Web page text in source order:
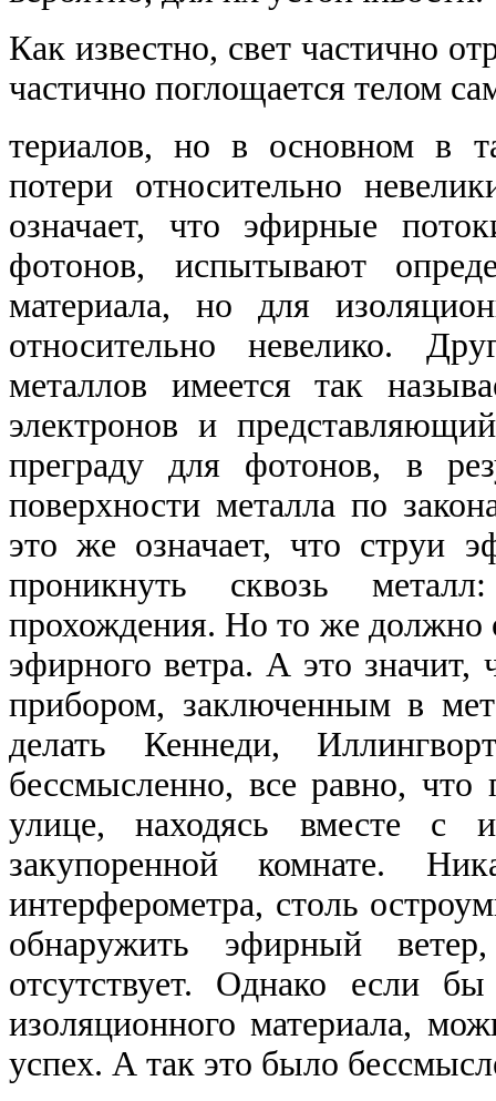
Как известно, свет частично
частично поглощается телом
териалов, но в основном в
потери относительно
означает, что эфирные
фотонов, испытывают
материала, но для
относительно невелико.
металлов имеется так
электронов и
преграду для фотонов, в
поверхности металла по
это же означает, что струи
проникнуть сквозь
прохождения. Но то же должно
эфирного ветра. А это значит,
прибором, заключенным в
делать Кеннеди,
бессмысленно, все равно,
улице, находясь вместе с
закупоренной комнате.
интерферометра, столь
обнаружить эфирный
отсутствует. Однако если
изоляционного материала,
успех. А так это было